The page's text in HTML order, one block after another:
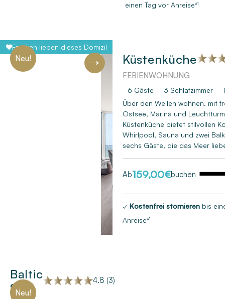
einen Tag vor Anreise*¹
Familien lieben dieses Domizil
Neu! Küstenküche
FERIENWOHNUNG
6 Gäste 3 Schlafzimmer
Über den Wellen wohnen, mit
Ostsee, Marina und
Küstenküche bietet stilvollen
Whirlpool, Sauna und zwei
sechs Gäste, die das Meer
Ab159,00€buchen
✓ Kostenfrei stornieren bis
Anreise*¹
Neu!
Baltic
Side
4.8 (3)